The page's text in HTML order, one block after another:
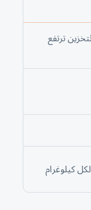
ترتفع
كيلوغرام